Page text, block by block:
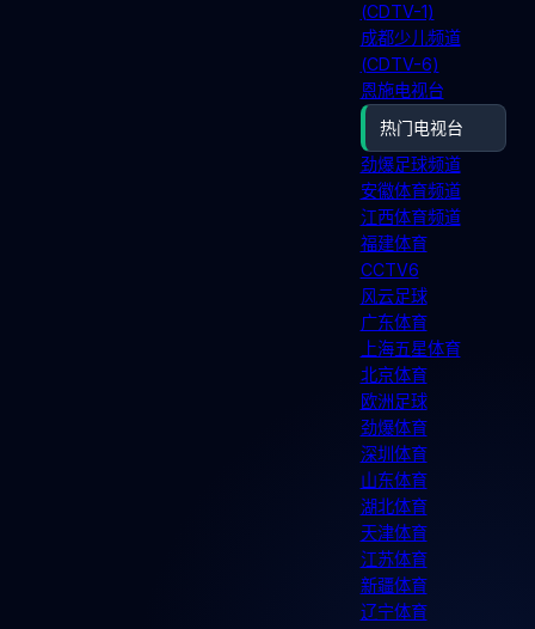
(CDTV-1)
成都少儿频道
(CDTV-6)
恩施电视台
热门电视台
劲爆足球频道
安徽体育频道
江西体育频道
福建体育
CCTV6
风云足球
广东体育
上海五星体育
北京体育
欧洲足球
劲爆体育
深圳体育
山东体育
湖北体育
天津体育
江苏体育
新疆体育
辽宁体育